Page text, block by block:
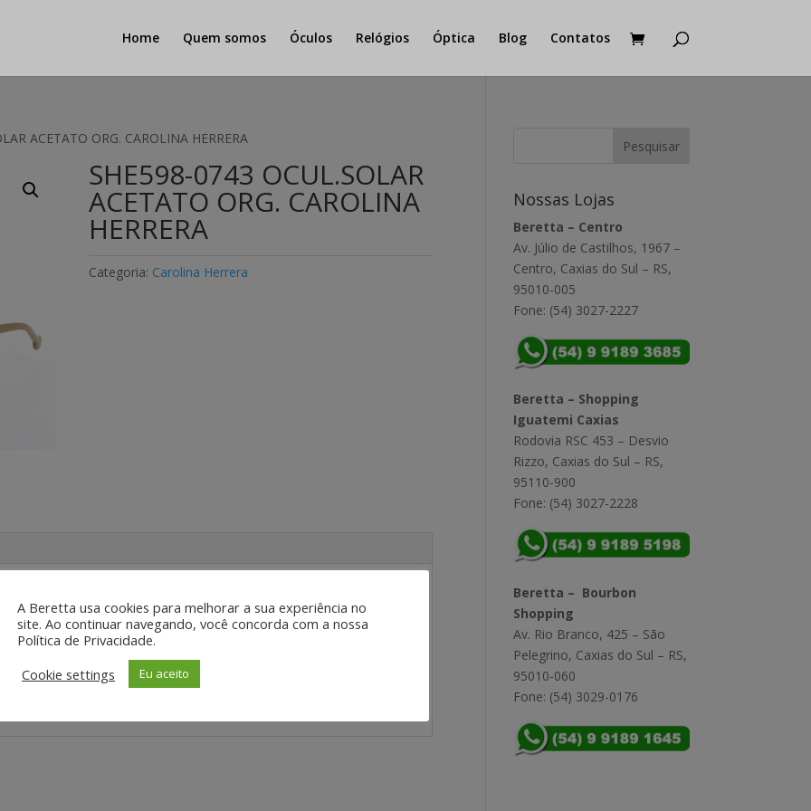
Home Quem somos Óculos Relógios Óptica Blog Contatos
ACETATO ORG. CAROLINA HERRERA
SHE598-0743 OCUL.SOLAR
ACETATO ORG. CAROLINA
HERRERA
Categoria: Carolina Herrera
loja você encontra este produto:
Nossas Lojas
Beretta – Centro
Av. Júlio de Castilhos, 1967 –
Centro, Caxias do Sul – RS,
95010-005
Fone: (54) 3027-2227
Beretta – Shopping
Iguatemi Caxias
Rodovia RSC 453 – Desvio
Rizzo, Caxias do Sul – RS,
95110-900
Fone: (54) 3027-2228
Beretta – Bourbon
Shopping
Av. Rio Branco, 425 – São
Pelegrino, Caxias do Sul – RS,
95010-060
Fone: (54) 3029-0176
A Beretta usa cookies para melhorar a sua experiência no
site. Ao continuar navegando, você concorda com a nossa
Política de Privacidade.
Cookie settings
Eu aceito